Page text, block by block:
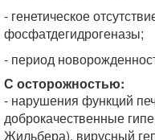
- генетическое
фосфатдегидрогеназы;
- период
С осторожностью:
- нарушения функций
доброкачественные
Жильбера), вирусный